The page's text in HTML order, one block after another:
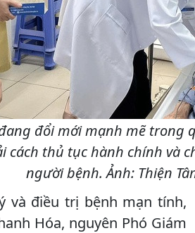
đổi mới mạnh mẽ trong
cách thủ tục hành chính và
người bệnh. Ảnh: Thiện
và điều trị bệnh mạn tính,
Hóa, nguyên Phó Giám